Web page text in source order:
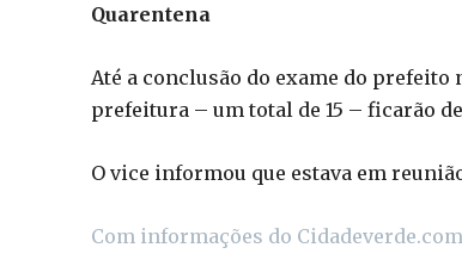
Quarentena
Até a conclusão do exame do
prefeitura – um total de 15 – ficarão
O vice informou que estava em
Com informações do Cidadeverde.com